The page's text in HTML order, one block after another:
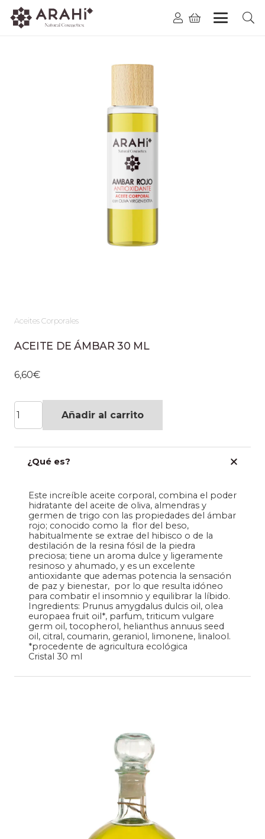
Aceites Corporales
ACEITE DE ÁMBAR 30 ML
6,60€
ACEITE
DE
ÁMBAR
cantidad
Añadir al carrito
¿Qué es?
Este increíble aceite corporal, combina el poder
hidratante del aceite de oliva, almendras y
germen de trigo con las propiedades del ámbar
rojo; conocido como la flor del beso,
habitualmente se extrae del hibisco o de la
destilación de la resina fósil de la piedra
preciosa; tiene un aroma dulce y ligeramente
resinoso y ahumado, y es un excelente
antioxidante que ademas potencia la sensación
de paz y bienestar, por lo que resulta idóneo
para combatir el insomnio y equilibrar la líbido.
Ingredients: Prunus amygdalus dulcis oil, olea
europaea fruit oil*, parfum, triticum vulgare
germ oil, tocopherol, helianthus annuus seed
oil, citral, coumarin, geraniol, limonene, linalool.
*procedente de agricultura ecológica
Cristal 30 ml